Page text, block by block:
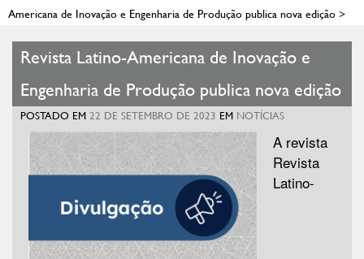
Americana de Inovação e Engenharia de Produção publica nova edição>
Revista Latino-Americana de Inovação e
Engenharia de Produção publica nova edição
POSTADO EM 22 DE SETEMBRO DE 2023 EM NOTÍCIAS
A revista
Revista
Latino-